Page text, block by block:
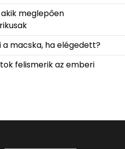
meglepően
a macska, ha elégedett?
felismerik az emberi